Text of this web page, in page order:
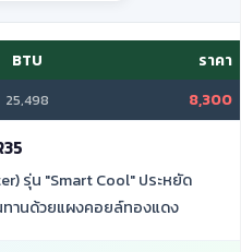
BTU
ราคา
25,498 8,300
รุ่น "Smart Cool" ประหยัด
ทานด้วยแผงคอยล์ทองแดง